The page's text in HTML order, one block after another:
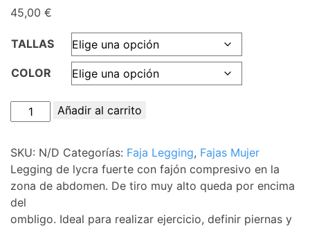
45,00 €
TALLAS
COLOR
LEGGING
Ref:
GR
cantidad
Añadir al carrito
SKU: N/D Categorías: Faja Legging, Fajas Mujer
Legging de lycra fuerte con fajón compresivo en la
zona de abdomen. De tiro muy alto queda por encima
del
ombligo. Ideal para realizar ejercicio, definir piernas y